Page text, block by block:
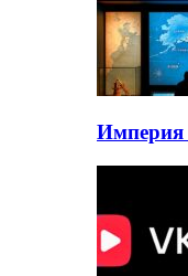
Империя